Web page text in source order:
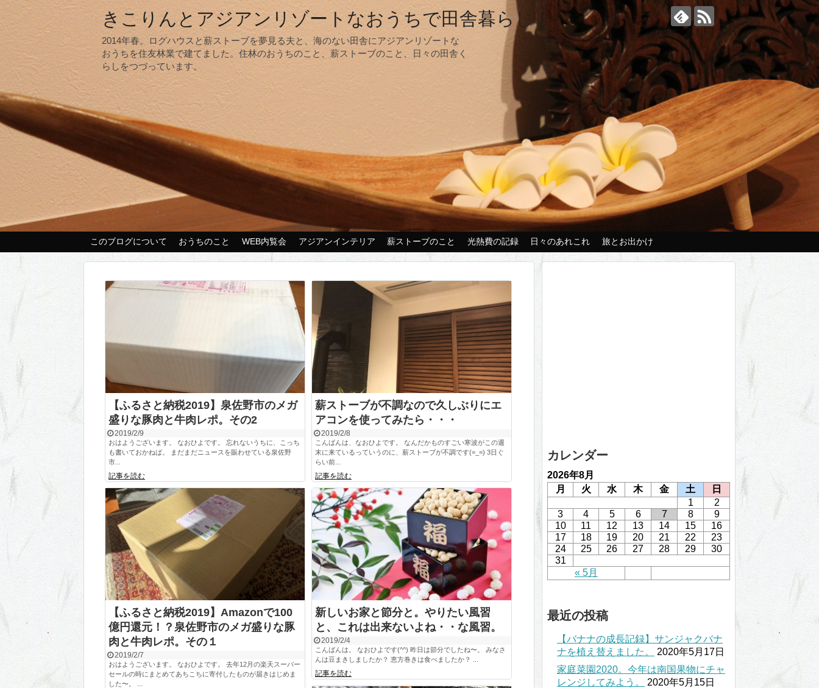
きこりんとアジアンリゾートなおうちで田舎暮らし
2014年春。ログハウスと薪ストーブを夢見る夫と、海のない田舎にアジアンリゾートな
おうちを住友林業で建てました。住林のおうちのこと、薪ストーブのこと、日々の田舎く
らしをつづっています。
このブログについて おうちのこと WEB内覧会 アジアンインテリア 薪ストーブのこと 光熱費の記録 日々のあれこれ 旅とお出かけ
【ふるさと納税2019】泉佐野市のメガ
盛りな豚肉と牛肉レポ。その2
2019/2/9
おはようございます。 なおひよです。 忘れないうちに、こっち
も書いておかねば。 まだまだニュースを賑わせている泉佐野
市...
記事を読む
薪ストーブが不調なので久しぶりにエ
アコンを使ってみたら・・・
2019/2/8
こんばんは、なおひよです。 なんだかものすごい寒波がこの週
末に来ているっていうのに、薪ストーブが不調です(=_=) 3日ぐ
らい前...
記事を読む
【ふるさと納税2019】Amazonで100
億円還元！？泉佐野市のメガ盛りな豚
肉と牛肉レポ。その１
2019/2/7
おはようございます。 なおひよです。 去年12月の楽天スーパー
セールの時にまとめてあちこちに寄付したものが届きはじめま
した〜。 ...
新しいお家と節分と。やりたい風習
と、これは出来ないよね・・な風習。
2019/2/4
こんばんは。 なおひよです(^^) 昨日は節分でしたね〜。 みなさ
んは豆まきしましたか？ 恵方巻きは食べましたか？ ...
記事を読む
カレンダー
2026年8月
月
火 水 木 金 土 日
« 5月
1
2
3
4 5 6 7 8
9
10
11 12 13 14 15
16
17
18 19 20 21 22
23
24
25 26 27 28 29
30
31
最近の投稿
【バナナの成長記録】サンジャクバナ
ナを植え替えました。
2020年5月17日
家庭菜園2020。今年は南国果物にチャ
レンジしてみよう。
2020年5月15日